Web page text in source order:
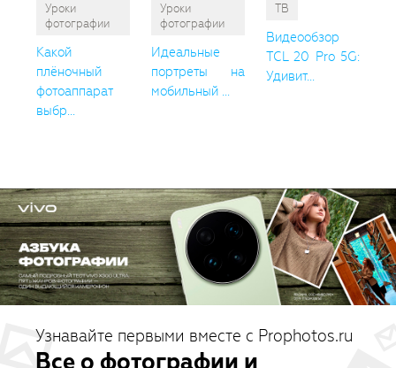
Уроки
фотографии
Какой
плёночный
фотоаппарат
выбр...
Уроки
фотографии
Идеальные
портреты на
мобильный ...
ТВ
Видеообзор
TCL 20 Pro 5G:
Удивит...
Узнавайте первыми вместе с Prophotos.ru
Все о фотографии и